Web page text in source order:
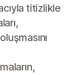
titizlikle